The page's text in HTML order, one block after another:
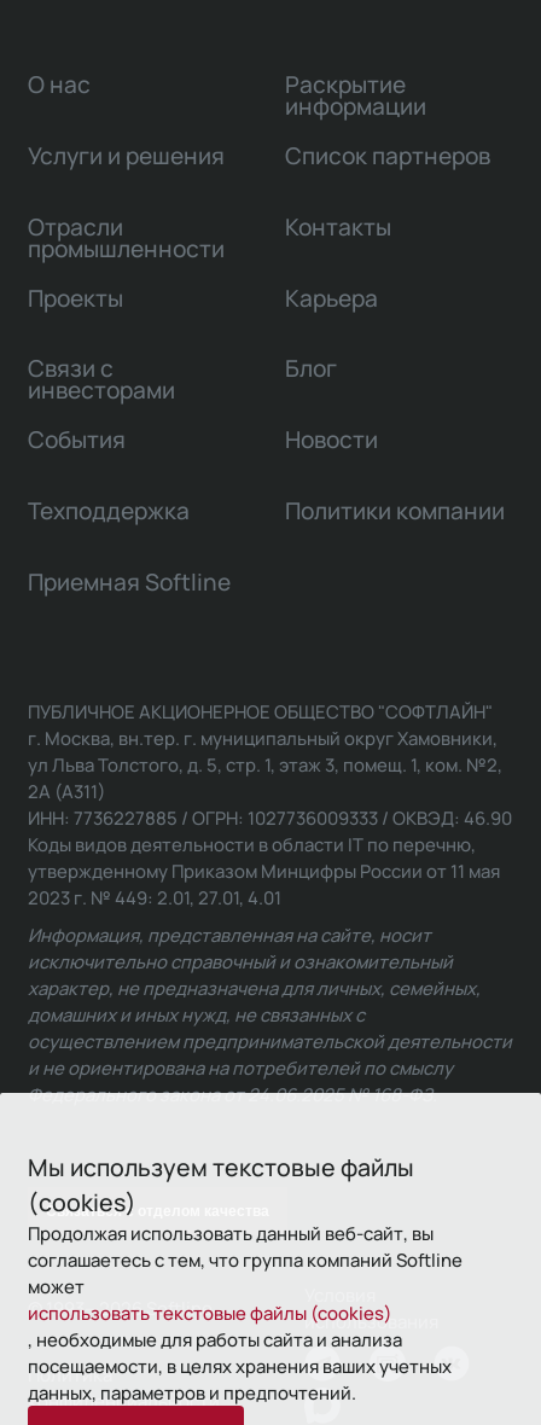
Мы используем текстовые файлы
(cookies)
Продолжая использовать данный веб-сайт, вы
соглашаетесь с тем, что группа компаний Softline
может
использовать текстовые файлы (cookies)
, необходимые для работы сайта и анализа
посещаемости, в целях хранения ваших учетных
данных, параметров и предпочтений.
О нас
Услуги и решения
Отрасли
промышленности
Проекты
Связи с
инвесторами
Раскрытие
информации
Список партнеров
Контакты
Карьера
Блог
События Новости
Техподдержка Политики компании
Приемная Softline
Связаться с отделом качества
ПУБЛИЧНОЕ АКЦИОНЕРНОЕ ОБЩЕСТВО "СОФТЛАЙН"
г. Москва, вн.тер. г. муниципальный округ Хамовники,
ул Льва Толстого, д. 5, стр. 1, этаж 3, помещ. 1, ком. №2,
2А (А311)
ИНН: 7736227885 / ОГРН: 1027736009333 / ОКВЭД: 46.90
Коды видов деятельности в области IT по перечню,
утвержденному Приказом Минцифры России от 11 мая
2023 г. № 449: 2.01, 27.01, 4.01
Информация, представленная на сайте, носит
исключительно справочный и ознакомительный
характер, не предназначена для личных, семейных,
домашних и иных нужд, не связанных с
осуществлением предпринимательской деятельности
и не ориентирована на потребителей по смыслу
Федерального закона от 24.06.2025 № 168-ФЗ.
© 1993—2026 Softline
использования
Политика
конфиденциальности